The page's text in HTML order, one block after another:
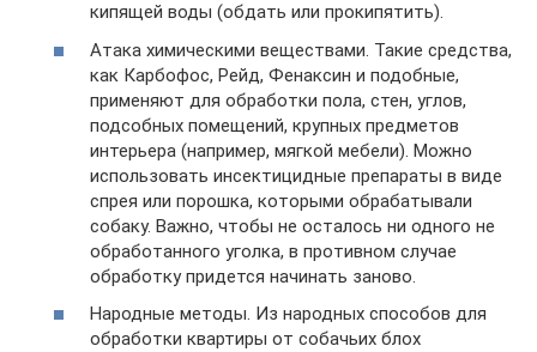
кипящей воды (обдать или прокипятить).
Атака химическими веществами. Такие средства,
как Карбофос, Рейд, Фенаксин и подобные,
применяют для обработки пола, стен, углов,
подсобных помещений, крупных предметов
интерьера (например, мягкой мебели). Можно
использовать инсектицидные препараты в виде
спрея или порошка, которыми обрабатывали
собаку. Важно, чтобы не осталось ни одного не
обработанного уголка, в противном случае
обработку придется начинать заново.
Народные методы. Из народных способов для
обработки квартиры от собачьих блох